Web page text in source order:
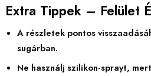
Extra Tippek – Felület
A részletek pontos
sugárban.
Ne használj szilikon-sprayt,